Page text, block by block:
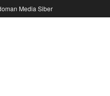
Media Siber